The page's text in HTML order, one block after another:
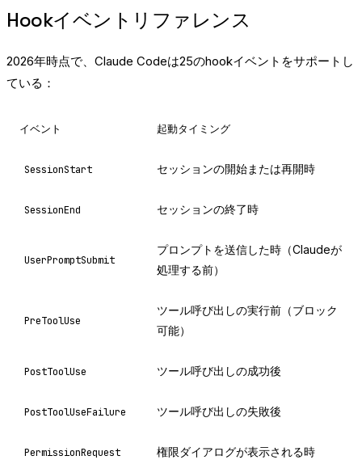
Hookイベントリファレンス
2026年時点で、Claude Codeは25のhookイベントをサポートし
ている：
イベント 起動タイミング
SessionStart セッションの開始または再開時
SessionEnd セッションの終了時
UserPromptSubmit
プロンプトを送信した時（Claudeが
処理する前）
PreToolUse
ツール呼び出しの実行前（ブロック
可能）
PostToolUse ツール呼び出しの成功後
PostToolUseFailure ツール呼び出しの失敗後
PermissionRequest 権限ダイアログが表示される時